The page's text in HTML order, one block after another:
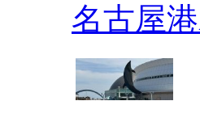
名古屋